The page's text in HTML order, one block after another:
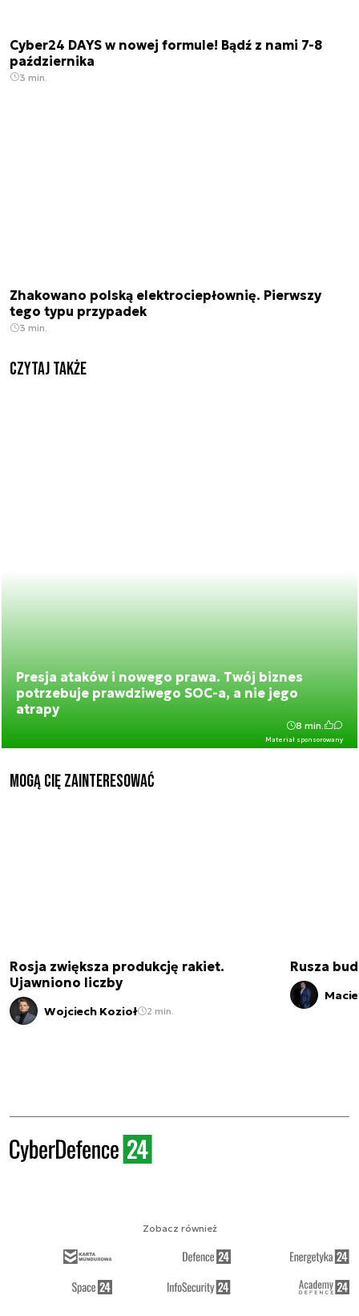
Cyber24 DAYS w nowej formule! Bądź z nami 7-8
października
3 min.
Zhakowano polską elektrociepłownię. Pierwszy
tego typu przypadek
3 min.
Czytaj także
Presja ataków i nowego prawa. Twój biznes
potrzebuje prawdziwego SOC-a, a nie jego
atrapy
Materiał sponsorowany
8 min.
Mogą Cię zainteresować
Rosja zwiększa produkcję rakiet.
Ujawniono liczby
Wojciech Kozioł 2 min.
Rusza
Zobacz również